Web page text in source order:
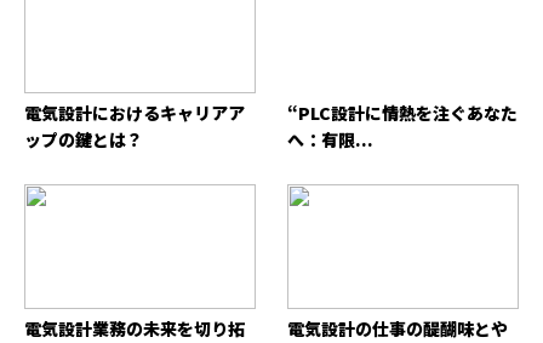
電気設計におけるキャリアア
ップの鍵とは？
“PLC設計に情熱を注ぐあなた
へ：有限...
電気設計業務の未来を切り拓
電気設計の仕事の醍醐味とや